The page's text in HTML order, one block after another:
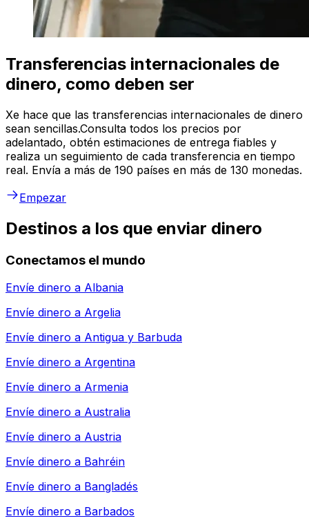
Transferencias internacionales de
dinero, como deben ser
Xe hace que las transferencias internacionales de dinero
sean sencillas.Consulta todos los precios por
adelantado, obtén estimaciones de entrega fiables y
realiza un seguimiento de cada transferencia en tiempo
real. Envía a más de 190 países en más de 130 monedas.
Empezar
Destinos a los que enviar dinero
Conectamos el mundo
Envíe dinero a Albania
Envíe dinero a Argelia
Envíe dinero a Antigua y Barbuda
Envíe dinero a Argentina
Envíe dinero a Armenia
Envíe dinero a Australia
Envíe dinero a Austria
Envíe dinero a Bahréin
Envíe dinero a Bangladés
Envíe dinero a Barbados